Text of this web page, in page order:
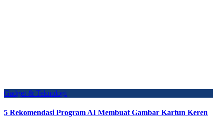
Gadget & Teknologi
5 Rekomendasi Program AI Membuat Gambar Kartun Keren